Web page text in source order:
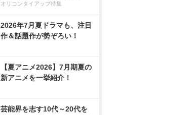
オリコンタイアップ特集
2026年7月夏ドラマも、注目
作＆話題作が勢ぞろい！
【夏アニメ2026】7月期夏の
新アニメを一挙紹介！
芸能界を志す10代～20代を